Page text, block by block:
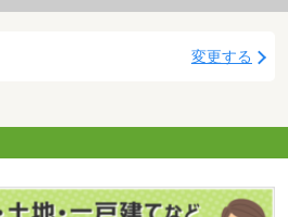
変更する